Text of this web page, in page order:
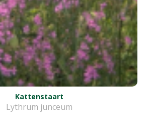
Kattenstaart
Lythrum junceum